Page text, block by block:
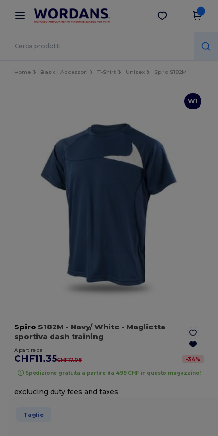
× App Wordans
Prezzi migliori sull'app!
Scarica app
Home Basic | Accessori T-Shirt Unisex Spiro S182M
W1
Spiro S182M - Navy/ White - Maglietta
sportiva dash training
A partire da
CHF11.35CHF17.08 -34%
Spedizione gratuita a partire da 499 CHF in questo magazzino!
excluding duty fees and taxes
Taglie